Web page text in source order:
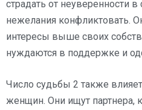
страдать от неуверенности
нежелания конфликтовать.
интересы выше своих
нуждаются в поддержке и
Число судьбы 2 также
женщин. Они ищут партнера,